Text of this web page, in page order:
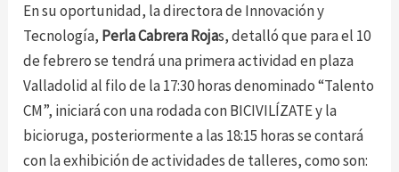
En su oportunidad, la directora de Innovación y
Tecnología, Perla Cabrera Rojas, detalló que para el 10
de febrero se tendrá una primera actividad en plaza
Valladolid al filo de la 17:30 horas denominado “Talento
CM”, iniciará con una rodada con BICIVILÍZATE y la
bicioruga, posteriormente a las 18:15 horas se contará
con la exhibición de actividades de talleres, como son: